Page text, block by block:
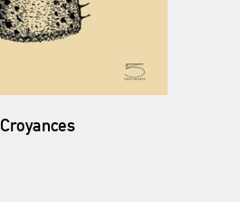
Croyances